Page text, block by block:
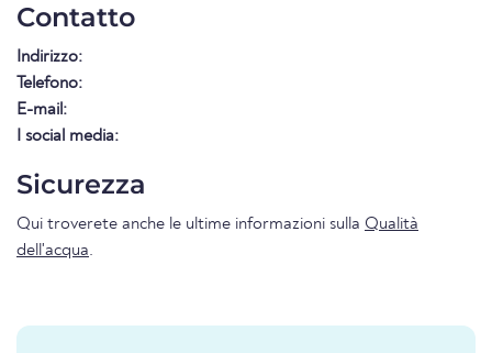
Contatto
Indirizzo:
Telefono:
E-mail:
I social media:
Sicurezza
Qui troverete anche le ultime informazioni sulla Qualità
dell'acqua.